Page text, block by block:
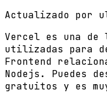
Actualizado por
Vercel es una de
utilizadas para
Frontend
Nodejs. Puedes
gratuitos y es